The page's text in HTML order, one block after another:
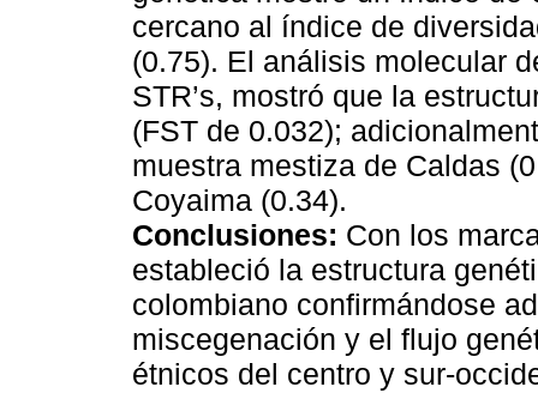
cercano al índice de
(0.75). El análisis molecular
STR’s, mostró que la
(FST de 0.032);
muestra mestiza de Caldas
Coyaima (0.34).
Conclusiones: Con los
estableció la estructura
colombiano confirmándose
miscegenación y el flujo
étnicos del centro y sur-